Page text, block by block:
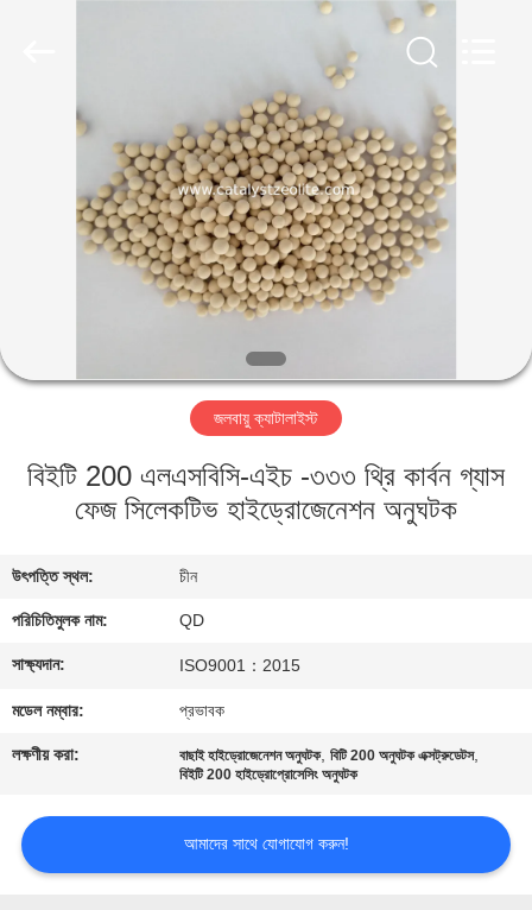
কারখানা
যোগাযোগ
করুন
খবর
মামলা
জলবায়ু ক্যাটালাইস্ট
বিইটি 200 এলএসবিসি-এইচ -৩৩৩ থ্রি কার্বন গ্যাস
ফেজ সিলেকটিভ হাইড্রোজেনেশন অনুঘটক
উৎপত্তি স্থল: চীন
পরিচিতিমুলক নাম: QD
সাক্ষ্যদান: ISO9001：2015
মডেল নম্বার: প্রভাবক
লক্ষণীয় করা: বাছাই হাইড্রোজেনেশন অনুঘটক,বিটি 200 অনুঘটক এক্সট্রুডেটস,
বিইটি 200 হাইড্রোপ্রোসেসিং অনুঘটক
আমাদের সাথে যোগাযোগ করুন!